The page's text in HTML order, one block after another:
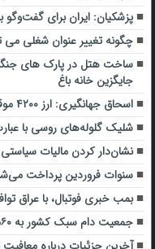
پزشکیان: ایران برای
چگونه تغییر عنوان شغلی می‌
ساخت هتل در پارک های
جایگزین خانه باغ
اسحاق جهانگیری: ارز ۴۲۰۰ موقتی بود
شلیک گلوله‌های روسی با
نشان‌دار کردن مالیات
سنوات فروردین پرداخت
بمب خبری فوتبال، با عراق
جمعیت دام سبک کشور به ۶۰میلیون رأس رسید